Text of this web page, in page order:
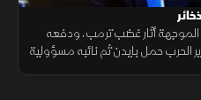
الموجهة أثار غضب ترمب، ودفعه
الحرب حمل بايدن ثم نائبه مسؤولية